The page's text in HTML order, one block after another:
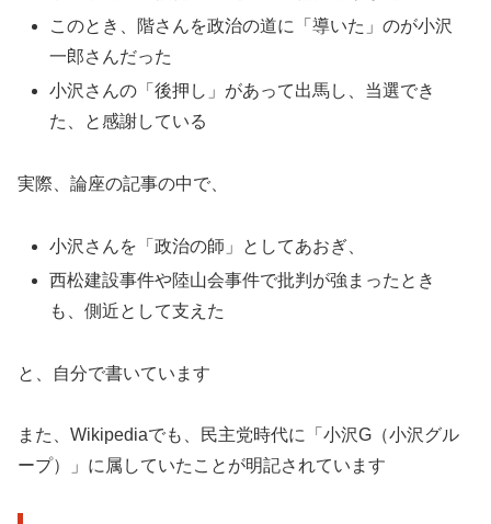
このとき、階さんを政治の道に「導いた」のが小沢
一郎さんだった
小沢さんの「後押し」があって出馬し、当選でき
た、と感謝している
実際、論座の記事の中で、
小沢さんを「政治の師」としてあおぎ、
西松建設事件や陸山会事件で批判が強まったとき
も、側近として支えた
と、自分で書いています
また、Wikipediaでも、民主党時代に「小沢G（小沢グル
ープ）」に属していたことが明記されています